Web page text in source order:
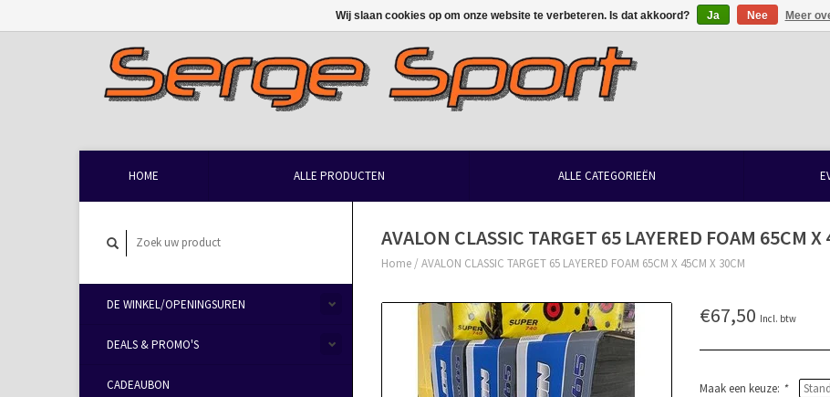
HOME ALLE PRODUCTEN ALLE CATEGORIEËN
DE WINKEL/OPENINGSUREN
DEALS & PROMO'S
CADEAUBON
AVALON CLASSIC TARGET 65 LAYERED FOAM 65CM X
Home / AVALON CLASSIC TARGET 65 LAYERED FOAM 65CM X 45CM X 30CM
€67,50 Incl. btw
Maak een keuze: *
Wij slaan cookies op om onze website te verbeteren. Is dat akkoord? Ja Nee Meer